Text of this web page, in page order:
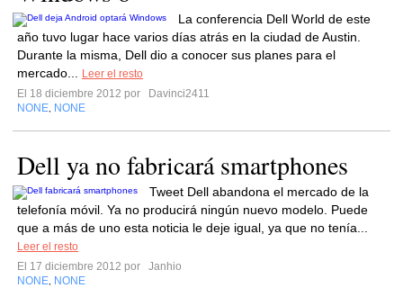
La conferencia Dell World de este
año tuvo lugar hace varios días atrás en la ciudad de Austin.
Durante la misma, Dell dio a conocer sus planes para el
mercado...
Leer el resto
El 18 diciembre 2012 por
Davinci2411
NONE NONE
Dell ya no fabricará smartphones
Tweet Dell abandona el mercado de la
telefonía móvil. Ya no producirá ningún nuevo modelo. Puede
que a más de uno esta noticia le deje igual, ya que no tenía...
Leer el resto
El 17 diciembre 2012 por
Janhio
NONE NONE